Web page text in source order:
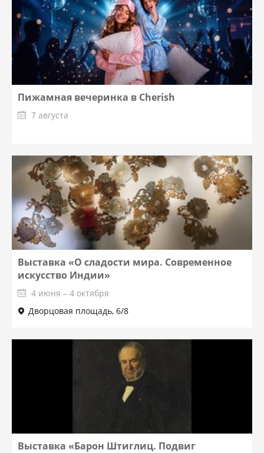
Пижамная вечеринка в Cherish
7 августа
Выставка «О сладости мира. Современное
искусство Индии»
4 июня – 4 октября
Дворцовая площадь, 6/8
Выставка «Барон Штиглиц. Подвиг